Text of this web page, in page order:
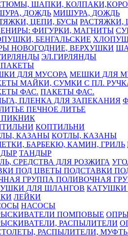
МИШУРА, ДОЖДЬ
РАСТЯЖКИ,
ЭЛ.ГИРЛЯНДЫ
ПАКЕТЫ
МЕШКИ ДЛЯ
ПАКЕТЫ ФАС.
ПЕЧНОЕ ЛИТЬЕ
ПИКНИК
КОПТИЛЬНИ
КОТЛЫ, КАЗАНЫ
ТАНДЫР
ПОДСТАВКИ
ПОЛИВОЧНАЯ
КАТУШКИ
ЛЕЙКИ
НАСОСЫ